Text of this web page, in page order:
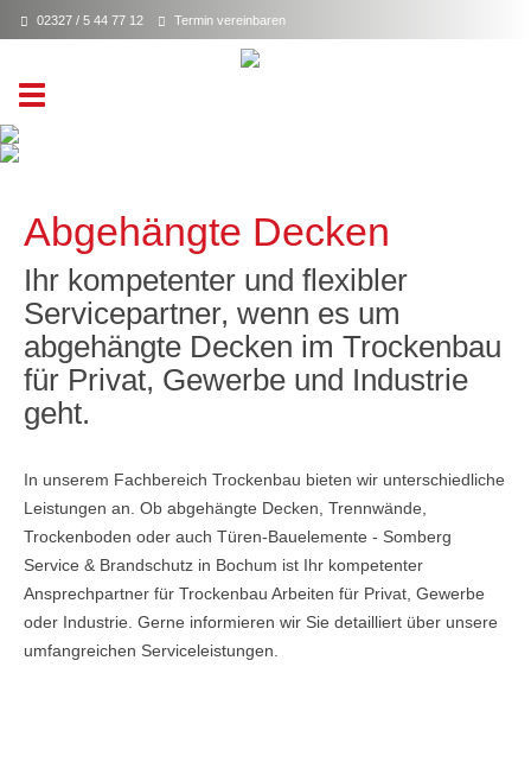
02327 / 5 44 77 12 Termin vereinbaren
Toggle
Abgehängte Decken
Ihr kompetenter und flexibler
Servicepartner, wenn es um
abgehängte Decken im Trockenbau
für Privat, Gewerbe und Industrie
geht.
In unserem Fachbereich Trockenbau bieten wir unterschiedliche
Leistungen an. Ob abgehängte Decken, Trennwände,
Trockenboden oder auch Türen-Bauelemente - Somberg
Service & Brandschutz in Bochum ist Ihr kompetenter
Ansprechpartner für Trockenbau Arbeiten für Privat, Gewerbe
oder Industrie. Gerne informieren wir Sie detailliert über unsere
umfangreichen Serviceleistungen.